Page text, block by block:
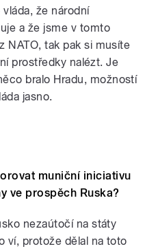
že národní
a že jsme v tomto
NATO, tak pak si musíte
prostředky nalézt. Je
bralo Hradu, možností
jasno.
muniční iniciativu
ve prospěch Ruska?
nezaútočí na státy
ví, protože dělal na toto